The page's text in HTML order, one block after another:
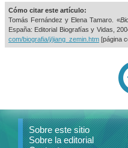
Cómo citar este artículo:
Tomás Fernández y Elena Tamaro. «
España: Editorial Biografías y Vidas,
com/biografia/j/jiang_zemin.htm [página
Sobre este sitio
Sobre la editorial